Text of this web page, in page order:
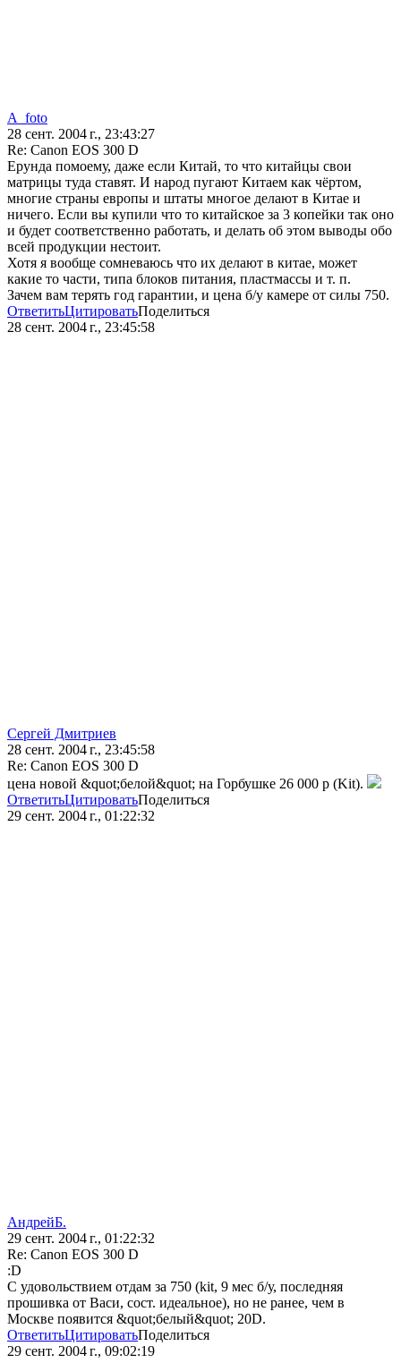
A_foto
28 сент. 2004 г., 23:43:27
Re: Canon EOS 300 D
Ерунда помоему, даже если Китай, то что китайцы свои
матрицы туда ставят. И народ пугают Китаем как чёртом,
многие страны европы и штаты многое делают в Китае и
ничего. Если вы купили что то китайское за 3 копейки так оно
и будет соответственно работать, и делать об этом выводы обо
всей продукции нестоит.
Хотя я вообще сомневаюсь что их делают в китае, может
какие то части, типа блоков питания, пластмассы и т. п.
Зачем вам терять год гарантии, и цена б/у камере от силы 750.
ОтветитьЦитироватьПоделиться
28 сент. 2004 г., 23:45:58
Сергей Дмитриев
28 сент. 2004 г., 23:45:58
Re: Canon EOS 300 D
цена новой &quot;белой&quot; на Горбушке 26 000 р (Kit).
ОтветитьЦитироватьПоделиться
29 сент. 2004 г., 01:22:32
АндрейБ.
29 сент. 2004 г., 01:22:32
Re: Canon EOS 300 D
:D
С удовольствием отдам за 750 (kit, 9 мес б/у, последняя
прошивка от Васи, сост. идеальное), но не ранее, чем в
Москве появится &quot;белый&quot; 20D.
ОтветитьЦитироватьПоделиться
29 сент. 2004 г., 09:02:19